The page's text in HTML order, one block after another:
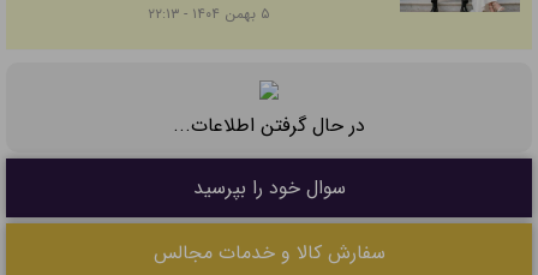
۵ بهمن ۱۴۰۴ - ۲۲:۱۳
در حال گرفتن اطلاعات...
سوال خود را بپرسید
سفارش کالا و خدمات مجالس